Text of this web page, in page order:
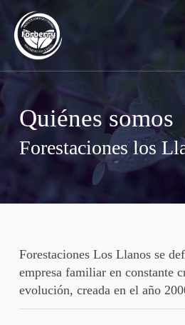
main
content
Quiénes somos
Forestaciones los
Forestaciones Los Llanos se
empresa familiar en constante
evolución, creada en el año